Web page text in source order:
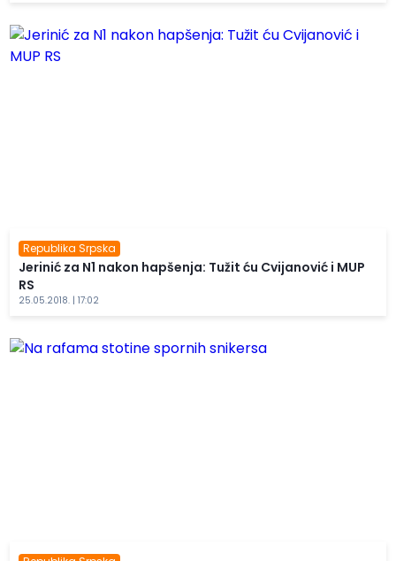
Republika Srpska
Jerinić za N1 nakon hapšenja: Tužit ću Cvijanović i MUP
RS
25.05.2018. | 17:02